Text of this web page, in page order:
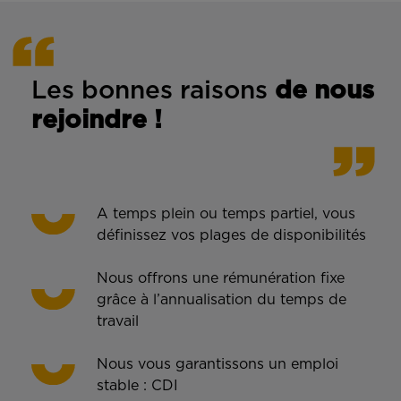
Les bonnes raisons de nous
rejoindre !
A temps plein ou temps partiel, vous
définissez vos plages de disponibilités
Nous offrons une rémunération fixe
grâce à l’annualisation du temps de
travail
Nous vous garantissons un emploi
stable : CDI